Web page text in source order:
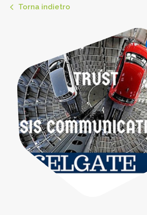
Torna indietro